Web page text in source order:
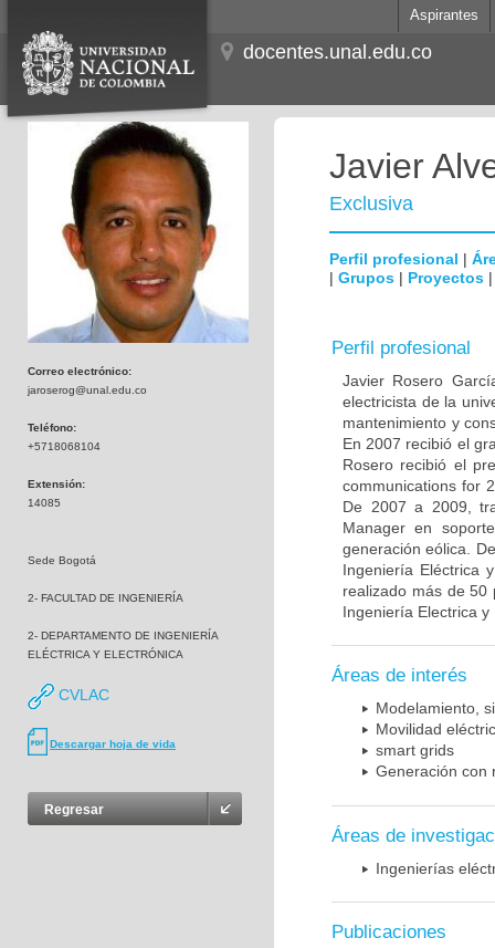
Aspirantes
docentes.unal.edu.co
Correo electrónico:
jaroserog@unal.edu.co
Teléfono:
+5718068104
Extensión:
14085
Sede Bogotá
2- FACULTAD DE INGENIERÍA
2- DEPARTAMENTO DE INGENIERÍA
ELÉCTRICA Y ELECTRÓNICA
CVLAC
Descargar hoja de vida
Regresar
Javier
Exclusiva
Perfil profesional |
| Grupos | Proyectos
Perfil profesional
Javier Rosero
electricista de la
mantenimiento y
En 2007 recibió el
Rosero recibió el
communications for
De 2007 a 2009,
Manager en
generación eólica.
Ingeniería Eléctrica
realizado más de 50
Ingeniería Electrica y
Áreas de interés
Modelamiento,
Movilidad
smart grids
Generación con
Áreas de
Ingenierías
Publicaciones